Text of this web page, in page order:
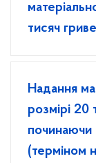
тисяч
Надання
розмірі 20
починаючи
(терміном